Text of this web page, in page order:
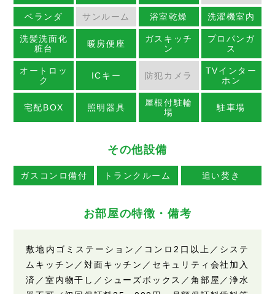
ベランダ サンルーム 浴室乾燥 洗濯機室内
洗髪洗面化
粧台
暖房便座
ガスキッチ
ン
プロパンガ
ス
オートロッ
ク
ICキー 防犯カメラ
TVインター
ホン
宅配BOX 照明器具
屋根付駐輪
場
駐車場
その他設備
ガスコンロ備付 トランクルーム 追い焚き
お部屋の特徴・備考
敷地内ゴミステーション／コンロ2口以上／システ
ムキッチン／対面キッチン／セキュリティ会社加入
済／室内物干し／シューズボックス／角部屋／浄水